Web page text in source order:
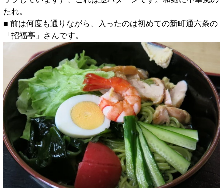
たれ。
■ 前は何度も通りながら、入ったのは初めての新町通六条の
「招福亭」さんです。